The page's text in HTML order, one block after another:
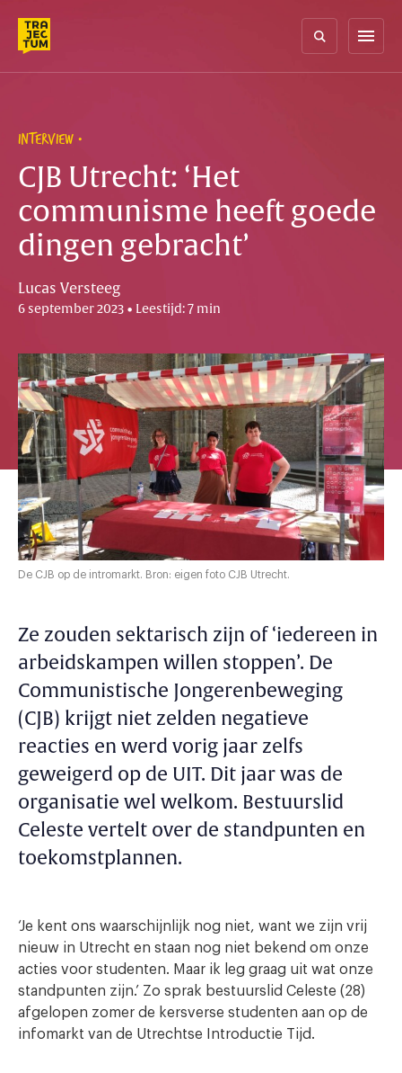
content
menu
INTERVIEW
CJB Utrecht: ‘Het
communisme heeft goede
dingen gebracht’
Lucas Versteeg
6 september 2023 • Leestijd: 7 min
De CJB op de intromarkt. Bron: eigen foto CJB Utrecht.
Ze zouden sektarisch zijn of ‘iedereen in
arbeidskampen willen stoppen’. De
Communistische Jongerenbeweging
(CJB) krijgt niet zelden negatieve
reacties en werd vorig jaar zelfs
geweigerd op de UIT. Dit jaar was de
organisatie wel welkom. Bestuurslid
Celeste vertelt over de standpunten en
toekomstplannen.
‘Je kent ons waarschijnlijk nog niet, want we zijn vrij
nieuw in Utrecht en staan nog niet bekend om onze
acties voor studenten. Maar ik leg graag uit wat onze
standpunten zijn.’ Zo sprak bestuurslid Celeste (28)
afgelopen zomer de kersverse studenten aan op de
infomarkt van de Utrechtse Introductie Tijd.